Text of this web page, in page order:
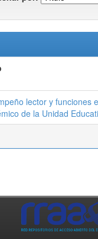
lector y funciones
de la Unidad